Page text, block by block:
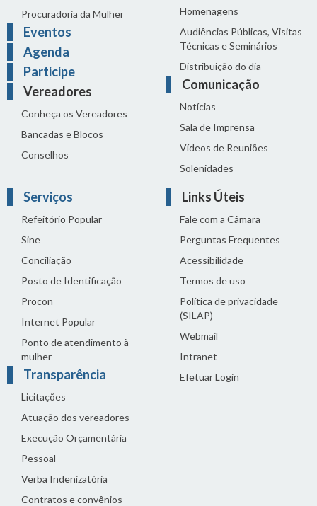
Procuradoria da Mulher
Eventos
Agenda
Participe
Vereadores
Conheça os Vereadores
Bancadas e Blocos
Conselhos
Homenagens
Audiências Públicas, Visitas
Técnicas e Seminários
Distribuição do dia
Comunicação
Notícias
Sala de Imprensa
Vídeos de Reuniões
Solenidades
Serviços
Refeitório Popular
Sine
Conciliação
Posto de Identificação
Procon
Internet Popular
Ponto de atendimento à
mulher
Transparência
Licitações
Atuação dos vereadores
Execução Orçamentária
Pessoal
Verba Indenizatória
Contratos e convênios
Links Úteis
Fale com a Câmara
Perguntas Frequentes
Acessibilidade
Termos de uso
Política de privacidade
(SILAP)
Webmail
Intranet
Efetuar Login